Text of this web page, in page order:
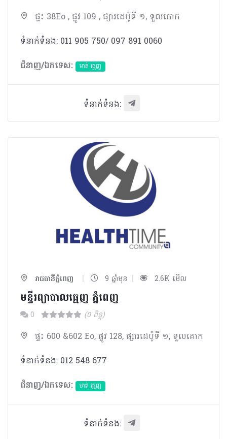
ផ្ទះ 38Eo , ផ្លូវ 109 , ផ្សារដេប៉ូទី ១, ទួលគោក
ទំនាក់ទំនង: 011 905 750/ 097 891 0060
ជំនាញ/ឯកទេស:
មាត់ ធ្មេញ
ទំនាក់ទំនង:
រាជធានីភ្នំពេញ | 9 ឆ្នាំមុន | 2.6K មើល
មន្ទីរព្យាបាលធ្មេញ ភ្នំពេញ
0 (0 ពិន្ទុ)
ផ្ទះ 600 &602 Eo, ផ្លូវ 128, ផ្សារដេប៉ូទី ១, ទួលគោក
ទំនាក់ទំនង: 012 548 677
ជំនាញ/ឯកទេស:
មាត់ ធ្មេញ
ទំនាក់ទំនង: